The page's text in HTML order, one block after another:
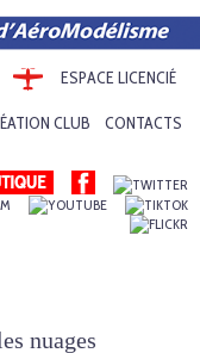
ESPACE LICENCIÉ
CLUB CONTACTS
nuages